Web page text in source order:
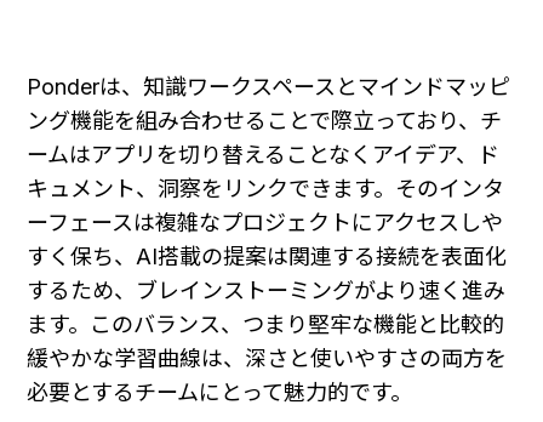
Ponderは、知識ワークスペースとマインドマッピ
ング機能を組み合わせることで際立っており、チ
ームはアプリを切り替えることなくアイデア、ド
キュメント、洞察をリンクできます。そのインタ
ーフェースは複雑なプロジェクトにアクセスしや
すく保ち、AI搭載の提案は関連する接続を表面化
するため、ブレインストーミングがより速く進み
ます。このバランス、つまり堅牢な機能と比較的
緩やかな学習曲線は、深さと使いやすさの両方を
必要とするチームにとって魅力的です。